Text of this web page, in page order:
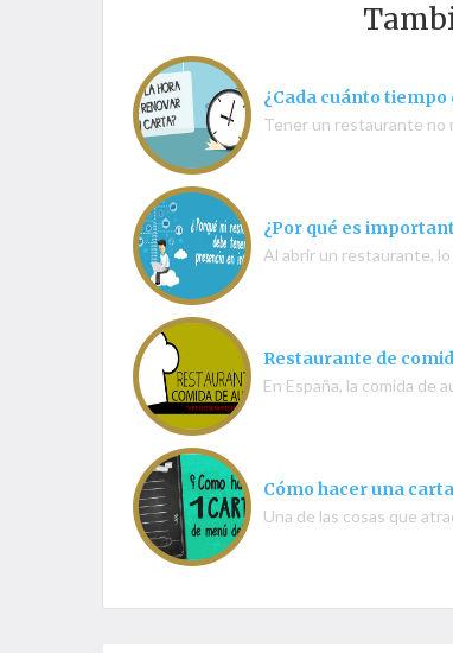
¿Cada cuánto
Tener un restaurante no
¿Por qué es
Al abrir un restaurante,
Restaurante de
En España, la comida
Cómo hacer una
Una de las cosas que